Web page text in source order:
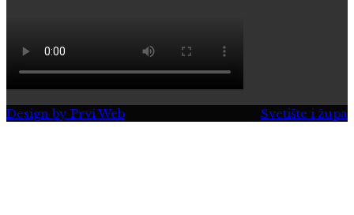
Design by Prvi Web Svetište i župa